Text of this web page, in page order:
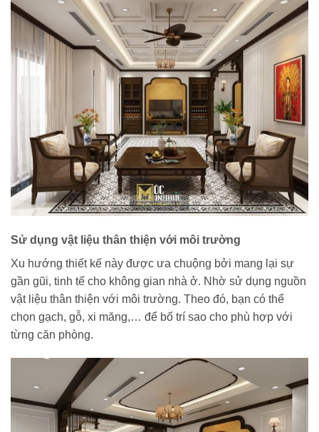
Sử dụng vật liệu thân thiện với môi trường
Xu hướng thiết kế này được ưa chuộng bởi mang lại sự
gần gũi, tinh tế cho không gian nhà ở. Nhờ sử dụng nguồn
vật liệu thân thiện với môi trường. Theo đó, bạn có thể
chọn gạch, gỗ, xi măng,… để bố trí sao cho phù hợp với
từng căn phòng.